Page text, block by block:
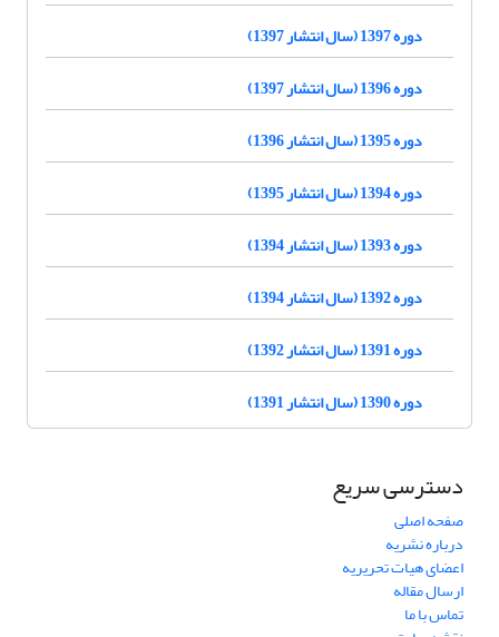
دوره 1397 (سال انتشار 1397)
دوره 1396 (سال انتشار 1397)
دوره 1395 (سال انتشار 1396)
دوره 1394 (سال انتشار 1395)
دوره 1393 (سال انتشار 1394)
دوره 1392 (سال انتشار 1394)
دوره 1391 (سال انتشار 1392)
دوره 1390 (سال انتشار 1391)
دسترسی سریع
صفحه اصلی
درباره نشریه
اعضای هیات تحریریه
ارسال مقاله
تماس با ما